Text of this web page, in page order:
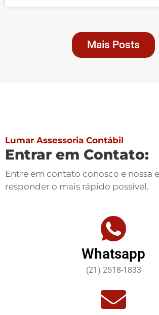
Mais Posts
Lumar Assessoria Contábil
Entrar em Contato:
Entre em contato conosco e nossa
responder o mais rápido possível.
Whatsapp
(21) 2518-1833